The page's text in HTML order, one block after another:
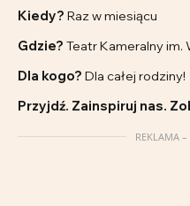
Kiedy? Raz w miesiącu
Gdzie? Teatr Kameralny im.
Dla kogo? Dla całej rodziny!
Przyjdź. Zainspiruj nas.
REKLAMA –